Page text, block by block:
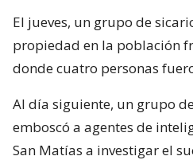
El jueves, un grupo de
propiedad en la población
donde cuatro personas
Al día siguiente, un grupo
emboscó a agentes de
San Matías a investigar el